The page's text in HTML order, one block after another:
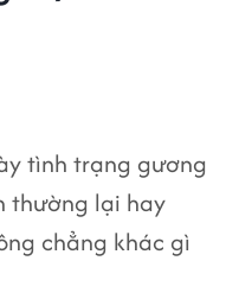
tình trạng gương
thường lại hay
chẳng khác gì